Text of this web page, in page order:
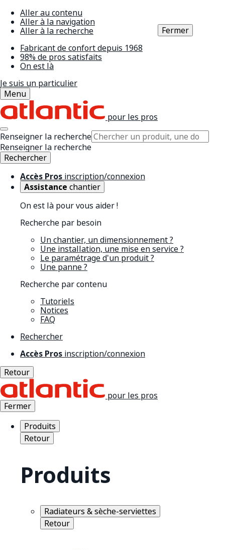
Aller au contenu
Aller à la navigation
Aller à la recherche
Fabricant de confort depuis 1968
98% de pros satisfaits
On est là
Je suis un particulier
Menu
pour les pros
Renseigner la recherche
Renseigner la recherche
Rechercher
Accès Pros inscription/connexion
Assistance chantier
On est là pour vous aider !
Recherche par besoin
Un chantier, un dimensionnement ?
Une installation, une mise en service ?
Le paramétrage d'un produit ?
Une panne ?
Recherche par contenu
Tutoriels
Notices
FAQ
Rechercher
Accès Pros inscription/connexion
Retour
pour les pros
Fermer
Produits
Retour
Produits
Radiateurs & sèche-serviettes
Retour
Fermer